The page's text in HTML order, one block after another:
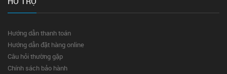
Hướng dẫn thanh toán
Hướng dẫn đặt hàng online
Câu hỏi thường gặp
Chính sách bảo hành